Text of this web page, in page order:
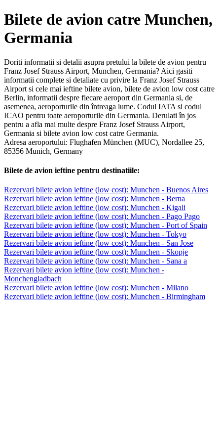
Bilete de avion catre Munchen,
Germania
Doriti informatii si detalii asupra pretului la bilete de avion pentru
Franz Josef Strauss Airport, Munchen, Germania? Aici gasiti
informatii complete si detaliate cu privire la Franz Josef Strauss
Airport si cele mai ieftine bilete avion, bilete de avion low cost catre
Berlin, informatii despre fiecare aeroport din Germania si, de
asemenea, aeroporturile din întreaga lume. Codul IATA si codul
ICAO pentru toate aeroporturile din Germania. Derulati în jos
pentru a afla mai multe despre Franz Josef Strauss Airport,
Germania si bilete avion low cost catre Germania.
Adresa aeroportului: Flughafen München (MUC), Nordallee 25,
85356 Munich, Germany
Bilete de avion ieftine pentru destinatiile:
Rezervari bilete avion ieftine (low cost): Munchen - Buenos Aires
Rezervari bilete avion ieftine (low cost): Munchen - Berna
Rezervari bilete avion ieftine (low cost): Munchen - Kigali
Rezervari bilete avion ieftine (low cost): Munchen - Pago Pago
Rezervari bilete avion ieftine (low cost): Munchen - Port of Spain
Rezervari bilete avion ieftine (low cost): Munchen - Tokyo
Rezervari bilete avion ieftine (low cost): Munchen - San Jose
Rezervari bilete avion ieftine (low cost): Munchen - Skopje
Rezervari bilete avion ieftine (low cost): Munchen - Sana a
Rezervari bilete avion ieftine (low cost): Munchen -
Monchengladbach
Rezervari bilete avion ieftine (low cost): Munchen - Milano
Rezervari bilete avion ieftine (low cost): Munchen - Birmingham